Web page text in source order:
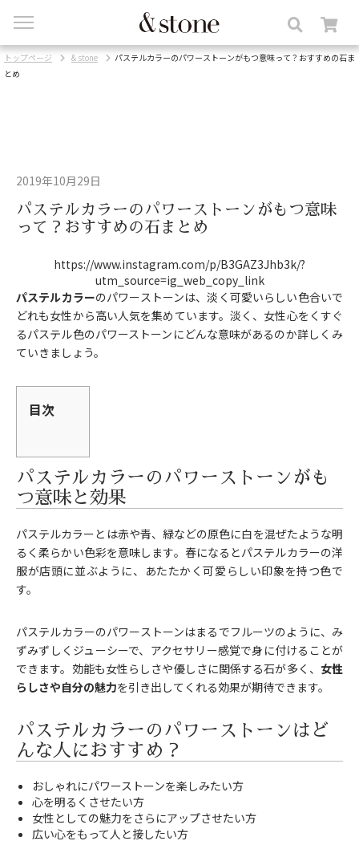
toggle
トップページ & stone
パステルカラーのパワーストーンがもつ意味って？おすすめの石ま
とめ
2019年10月29日
パステルカラーのパワーストーンがもつ意味
って？おすすめの石まとめ
https://www.instagram.com/p/B3GAZ3Jhb3k/?
utm_source=ig_web_copy_link
パステルカラーのパワーストーンは、淡く可愛いらしい色合いで
どれも女性から高い人気を集めています。淡く、女性心をくすぐ
るパステル色のパワーストーンにどんな意味があるのか詳しくみ
ていきましょう。
目次
パステルカラーのパワーストーンがも
つ意味と効果
パステルカラーとは赤や青、緑などの原色に白を混ぜたような明
るく柔らかい色彩を意味します。春になるとパステルカラーの洋
服が店頭に並ぶように、あたたかく可愛らしい印象を持つ色で
す。
パステルカラーのパワーストーンはまるでフルーツのように、み
ずみずしくジューシーで、アクセサリー感覚で身に付けることが
できます。効能も女性らしさや優しさに関係する石が多く、 女性
らしさや自分の魅力を引き出してくれる効果が期待できます。
パステルカラーのパワーストーンはど
んな人におすすめ？
おしゃれにパワーストーンを楽しみたい方
心を明るくさせたい方
女性としての魅力をさらにアップさせたい方
広い心をもって人と接したい方